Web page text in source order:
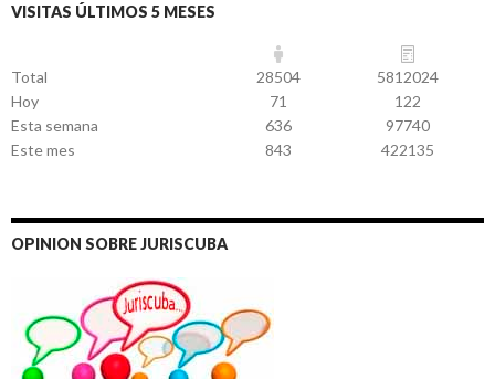
VISITAS ÚLTIMOS 5 MESES
Total 28504
5812024
Hoy
71
122
Esta semana
636
97740
Este mes
843 422135
OPINION SOBRE JURISCUBA